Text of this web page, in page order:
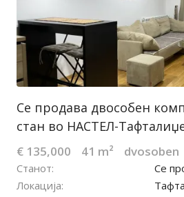
Се продава двособен
стан во НАСТЕЛ-
€ 135,000 41 m² dvosoben
Станот
Се
Локација